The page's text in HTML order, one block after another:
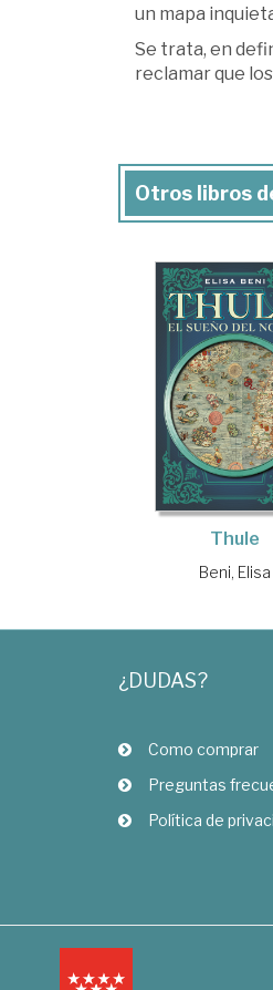
un mapa
Se trata, en
reclamar que
Otros libros
Thule
Beni, Elisa
¿DUDAS?
Como comprar
Preguntas
Política de